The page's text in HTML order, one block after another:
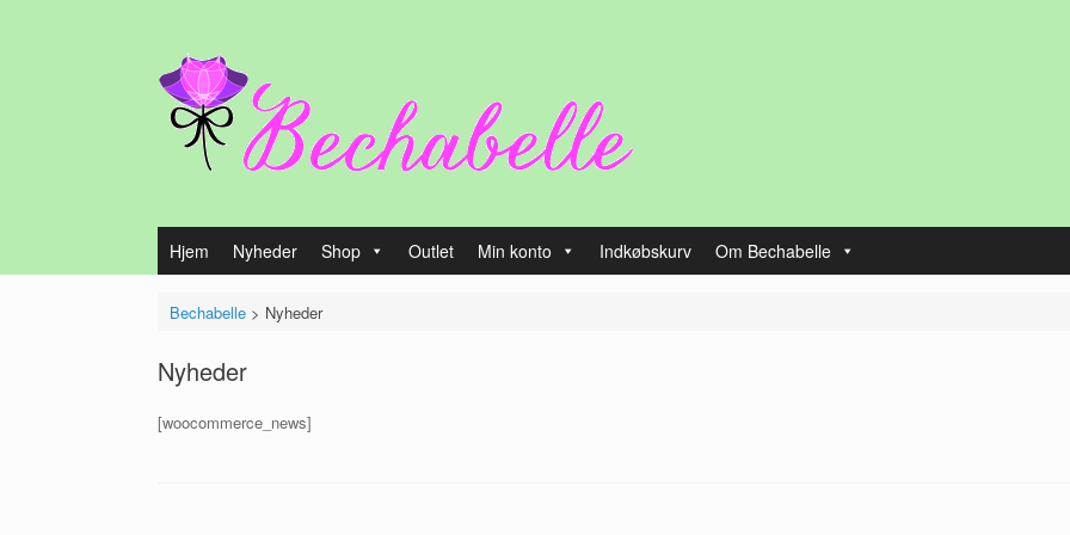
Hjem Nyheder Shop Outlet Min konto Indkøbskurv Om Bechabelle
Bechabelle> Nyheder
Nyheder
[woocommerce_news]